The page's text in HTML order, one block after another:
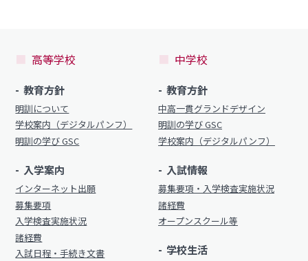
明訓同窓会
MEIKUNサポート（ご支援のお願い）
明訓チャンネル
お問い合わせ サイトマップ
プライバシーポリシー
施設紹介
今月の予定
よくある質問
教員募集
明訓同窓会
動画ライブラリー
MEIKUNサポート（ご支援のお願い）
明訓チャンネル
高等学校
教育方針
明訓について
学校案内（デジタルパンフ）
明訓の学び GSC
入学案内
インターネット出願
募集要項
入学検査実施状況
諸経費
入試日程・手続き文書
中学校
教育方針
中高一貫グランドデザイン
明訓の学び GSC
学校案内（デジタルパンフ）
入試情報
募集要項・入学検査実施状況
諸経費
オープンスクール等
学校生活